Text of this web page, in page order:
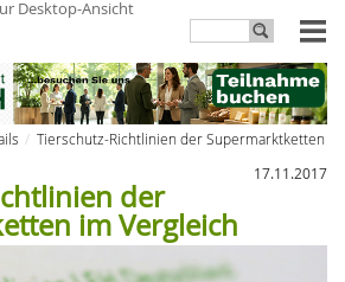
Desktop-Ansicht
Tierschutz-Richtlinien der Supermarktketten
17.11.2017
der
im Vergleich